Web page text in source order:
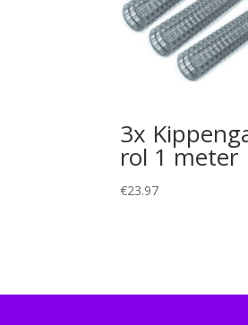
3x
rol 1 meter
€23.97